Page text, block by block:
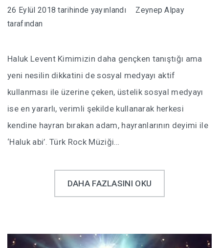
26 Eylül 2018 tarihinde yayınlandı
Zeynep Alpay
tarafından
Haluk Levent Kimimizin daha gençken tanıştığı ama
yeni nesilin dikkatini de sosyal medyayı aktif
kullanması ile üzerine çeken, üstelik sosyal medyayı
ise en yararlı, verimli şekilde kullanarak herkesi
kendine hayran bırakan adam, hayranlarının deyimi ile
‘Haluk abi’. Türk Rock Müziği…
DAHA FAZLASINI OKU